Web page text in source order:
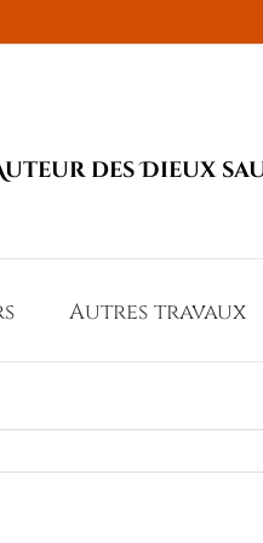
des Dieux
Autres travaux